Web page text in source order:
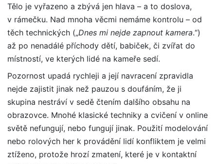
Tělo je vyřazeno a zbývá jen hlava – a to doslova,
v rámečku. Nad mnoha věcmi nemáme kontrolu – od
těch technických („Dnes mi nejde zapnout kamera.“)
až po nenadálé příchody dětí, babiček, či zvířat do
místností, ve kterých lidé na kameře sedí.
Pozornost upadá rychleji a její navracení zpravidla
nejde zajistit jinak než pauzou s doufáním, že ji
skupina nestráví v sedě čtením dalšího obsahu na
obrazovce. Mnohé klasické techniky a cvičení v online
světě nefungují, nebo fungují jinak. Použití modelování
nebo rolových her k provádění lidí konfliktem je velmi
ztíženo, protože hrozí zmatení, které je v kontaktní